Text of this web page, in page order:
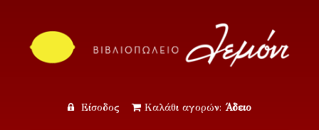
Είσοδος Καλάθι αγορών: Άδειο